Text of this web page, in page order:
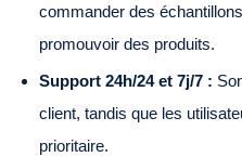
commander des
promouvoir des produits.
Support 24h/24 et 7j/7 :
client, tandis que les
prioritaire.